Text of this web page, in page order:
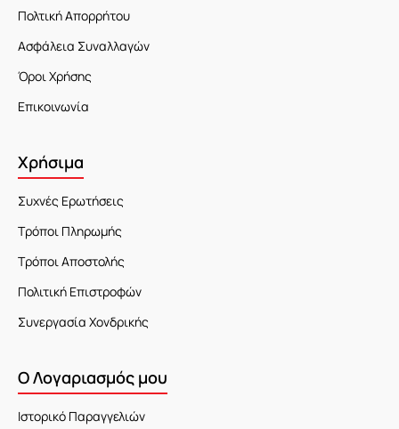
Πολτική Απορρήτου
Ασφάλεια Συναλλαγών
Όροι Χρήσης
Επικοινωνία
Χρήσιμα
Συχνές Ερωτήσεις
Τρόποι Πληρωμής
Τρόποι Αποστολής
Πολιτική Επιστροφών
Συνεργασία Χονδρικής
Ο Λογαριασμός μου
Ιστορικό Παραγγελιών